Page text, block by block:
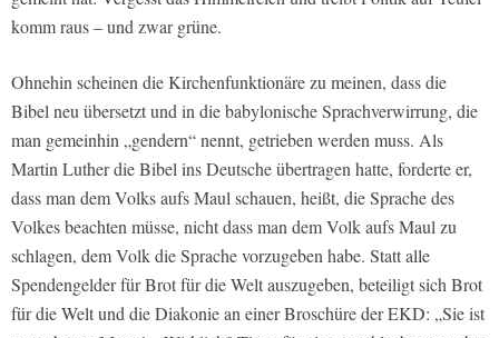
komm raus – und zwar grüne.
Ohnehin scheinen die Kirchenfunktionäre zu meinen, dass die
Bibel neu übersetzt und in die babylonische Sprachverwirrung, die
man gemeinhin „gendern“ nennt, getrieben werden muss. Als
Martin Luther die Bibel ins Deutsche übertragen hatte, forderte er,
dass man dem Volks aufs Maul schauen, heißt, die Sprache des
Volkes beachten müsse, nicht dass man dem Volk aufs Maul zu
schlagen, dem Volk die Sprache vorzugeben habe. Statt alle
Spendengelder für Brot für die Welt auszugeben, beteiligt sich Brot
für die Welt und die Diakonie an einer Broschüre der EKD: „Sie ist